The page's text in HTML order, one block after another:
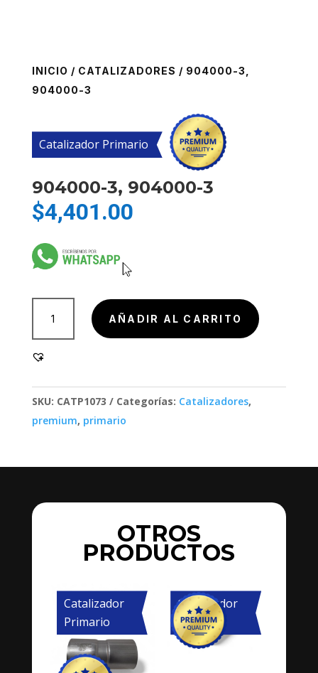
INICIO / CATALIZADORES / 904000-3,
904000-3
Catalizador Primario
904000-3, 904000-3
$4,401.00
904000-
3
cantidad
AÑADIR AL CARRITO
SKU: CATP1073 Categorías: Catalizadores,
premium, primario
OTROS
PRODUCTOS
Catalizador
Primario
Catalizador
Primario